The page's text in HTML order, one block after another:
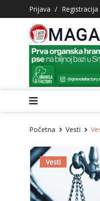
Prijava / Registracija
Početna Vesti
Vesti